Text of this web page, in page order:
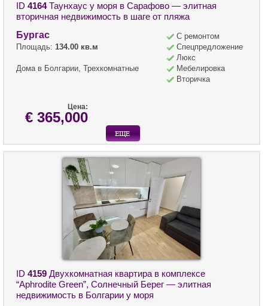
ID 4164Таунхаус у моря в Сарафово — элитная
вторичная недвижимость в шаге от пляжа
Бургас
Площадь: 134.00 кв.м
Дома в Болгарии, Трехкомнатные
С ремонтом
Спецпредложение
Люкс
Мебелировка
Вторичка
Цена:
€ 365,000
ID 4159 Двухкомнатная квартира в комплексе
“Aphrodite Green”, Солнечный Берег — элитная
недвижимость в Болгарии у моря